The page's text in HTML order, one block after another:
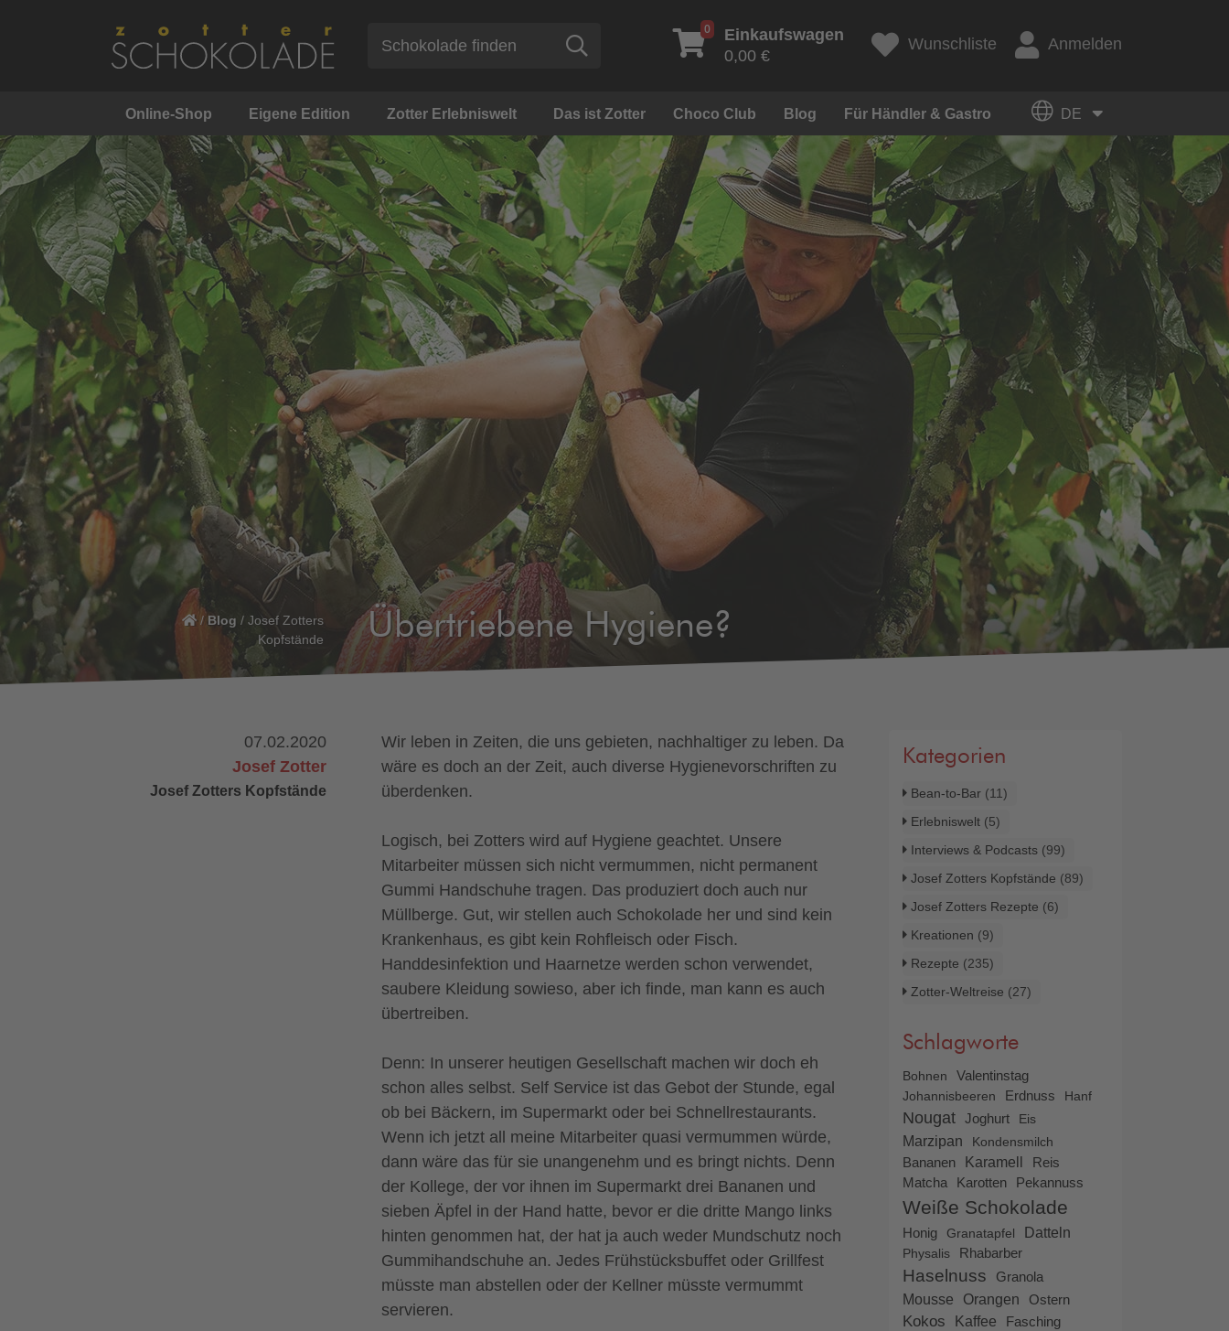
0
Einkaufswagen
0,00 €
Wunschliste Anmelden
Online-Shop Eigene Edition Zotter Erlebniswelt Das ist Zotter Choco Club Blog Für Händler & Gastro DE
/ Blog / Josef Zotters
Kopfstände
Übertriebene Hygiene?
07.02.2020
Josef Zotter
Josef Zotters Kopfstände
Wir leben in Zeiten, die uns gebieten, nachhaltiger zu leben. Da
wäre es doch an der Zeit, auch diverse Hygienevorschriften zu
überdenken.
Logisch, bei Zotters wird auf Hygiene geachtet. Unsere
Mitarbeiter müssen sich nicht vermummen, nicht permanent
Gummi Handschuhe tragen. Das produziert doch auch nur
Müllberge. Gut, wir stellen auch Schokolade her und sind kein
Krankenhaus, es gibt kein Rohfleisch oder Fisch.
Handdesinfektion und Haarnetze werden schon verwendet,
saubere Kleidung sowieso, aber ich finde, man kann es auch
übertreiben.
Denn: In unserer heutigen Gesellschaft machen wir doch eh
schon alles selbst. Self Service ist das Gebot der Stunde, egal
ob bei Bäckern, im Supermarkt oder bei Schnellrestaurants.
Wenn ich jetzt all meine Mitarbeiter quasi vermummen würde,
dann wäre das für sie unangenehm und es bringt nichts. Denn
der Kollege, der vor ihnen im Supermarkt drei Bananen und
sieben Äpfel in der Hand hatte, bevor er die dritte Mango links
hinten genommen hat, der hat ja auch weder Mundschutz noch
Gummihandschuhe an. Jedes Frühstücksbuffet oder Grillfest
müsste man abstellen oder der Kellner müsste vermummt
servieren.
Kategorien
Bean-to-Bar(11)
Erlebniswelt(5)
Interviews & Podcasts(99)
Josef Zotters Kopfstände (89)
Josef Zotters Rezepte (6)
Kreationen (9)
Rezepte (235)
Zotter-Weltreise (27)
Schlagworte
Bohnen
Valentinstag
Johannisbeeren
Erdnuss Hanf
Nougat Joghurt Eis
Marzipan Kondensmilch
Bananen Karamell
Reis
Matcha
Karotten Pekannuss
Weiße Schokolade
Honig Granatapfel Datteln
Physalis Rhabarber
Haselnuss Granola
Mousse Orangen Ostern
Kokos Kaffee Fasching